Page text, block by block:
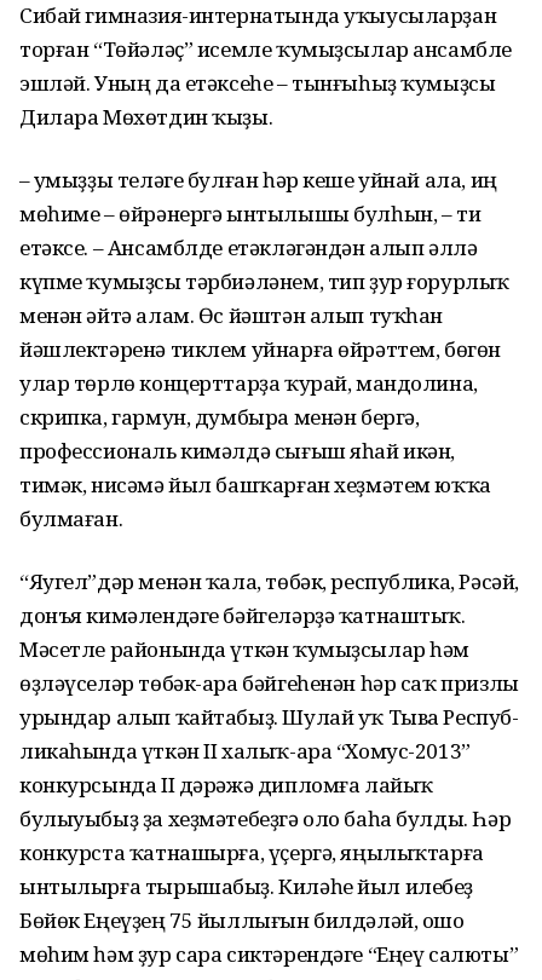
Сибай гимназия-интернатында уҡыусыларҙан
торған “Төйәләҫ” исемле ҡумыҙсылар ансамбле
эшләй. Уның да етәксеһе – тын­ғыһыҙ ҡумыҙсы
Дилара Мөхөтдин ҡыҙы.
– Ҡумыҙҙы теләге булған һәр кеше уйнай ала, иң
мөһиме – өйрәнергә ынтылышы булһын, – ти
етәксе. – Ансамблде етәкләгәндән алып әллә
күпме ҡумыҙсы тәр­биәләнем, тип ҙур ғорурлыҡ
менән әйтә алам. Өс йәштән алып туҡһан
йәшлектәренә тиклем уйнарға өй­рәттем, бөгөн
улар төрлө кон­церттарҙа ҡурай, мандолина,
скрипка, гармун, думбыра менән бергә,
профессиональ кимәлдә сығыш яһай икән,
тимәк, нисәмә йыл башҡарған хеҙмәтем юҡҡа
булмаған.
“Яугел”дәр менән ҡала, төбәк, рес­публика, Рәсәй,
донъя кимәлен­дәге бәйгеләрҙә ҡатнаштыҡ.
Мәсет­ле районында үткән ҡумыҙсылар һәм
өҙләүселәр төбәк-ара бәйге­һенән һәр саҡ призлы
урындар алып ҡайтабыҙ. Шулай уҡ Тыва Респуб­
ликаһында үткән II халыҡ-ара “Хомус-2013”
конкурсында II дәрәжә дипломға лайыҡ
булыуыбыҙ ҙа хеҙмәтебеҙгә оло баһа булды. Һәр
конкурста ҡатнашырға, үҫергә, яңылыҡтарға
ынтылырға тыры­шабыҙ. Киләһе йыл илебеҙ
Бөйөк Еңеүҙең 75 йыллығын билдәләй, ошо
мөһим һәм ҙур сара сиктә­рендәге “Еңеү салюты”